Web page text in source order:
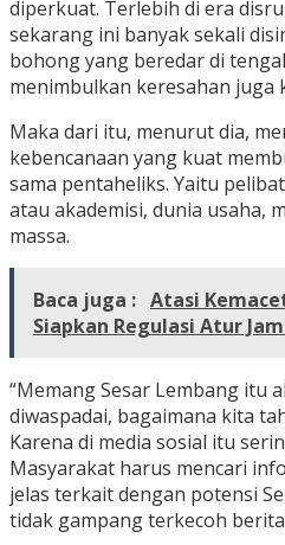
diperkuat. Terlebih di era
sekarang ini banyak sekali
bohong yang beredar di
menimbulkan keresahan juga
Maka dari itu, menurut dia,
kebencanaan yang kuat
sama pentaheliks. Yaitu
atau akademisi, dunia usaha,
massa.
Baca juga : Atasi
Siapkan Regulasi Atur
“Memang Sesar Lembang itu
diwaspadai, bagaimana kita
Karena di media sosial itu
Masyarakat harus mencari
jelas terkait dengan potensi
tidak gampang terkecoh